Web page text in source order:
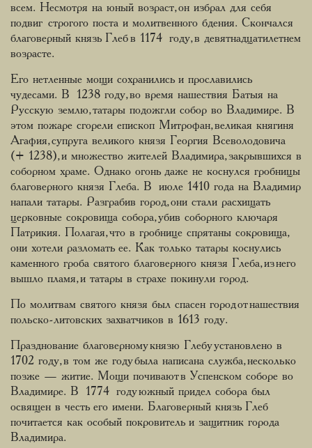
всем. Несмотря на юный возраст, он избрал для себя
подвиг строгого поста и молитвенного бдения. Скончался
благоверный князь Глеб в 1174 году, в девятнадцатилетнем
возрасте.
Его нетленные мощи сохранились и прославились
чудесами. В 1238 году, во время нашествия Батыя на
Русскую землю, татары подожгли собор во Владимире. В
этом пожаре сгорели епископ Митрофан, великая княгиня
Агафия, супруга великого князя Георгия Всеволодовича
(+ 1238), и множество жителей Владимира, закрывшихся в
соборном храме. Однако огонь даже не коснулся гробницы
благоверного князя Глеба. В июле 1410 года на Владимир
напали татары. Разграбив город, они стали расхищать
церковные сокровища собора, убив соборного ключаря
Патрикия. Полагая, что в гробнице спрятаны сокровища,
они хотели разломать ее. Как только татары коснулись
каменного гроба святого благоверного князя Глеба, из него
вышло пламя, и татары в страхе покинули город.
По молитвам святого князя был спасен город от нашествия
польско-литовских захватчиков в 1613 году.
Празднование благоверному князю Глебу установлено в
1702 году, в том же году была написана служба, несколько
позже — житие. Мощи почивают в Успенском соборе во
Владимире. В 1774 году южный придел собора был
освящен в честь его имени. Благоверный князь Глеб
почитается как особый покровитель и защитник города
Владимира.